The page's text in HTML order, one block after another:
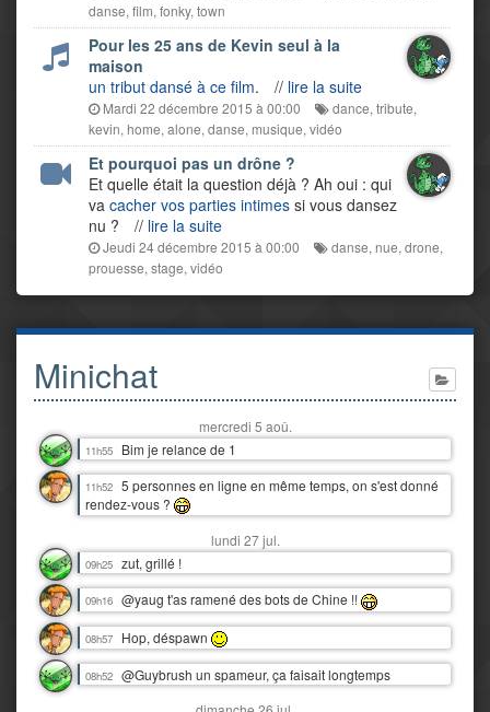
danse, film, fonky, town
Pour les 25 ans de Kevin seul à la
maison
un tribut dansé à ce film. // lire la suite
Mardi 22 décembre 2015 à 00:00 dance, tribute,
kevin, home, alone, danse, musique, vidéo
Et pourquoi pas un drône ?
Et quelle était la question déjà ? Ah oui : qui
va cacher vos parties intimes si vous dansez
nu ?
// lire la suite
Jeudi 24 décembre 2015 à 00:00 danse, nue, drone,
prouesse, stage, vidéo
Minichat
mercredi 5 aoû.
11h55 Bim je relance de 1
11h52 5 personnes en ligne en même temps, on s'est donné
rendez-vous ?
lundi 27 jul.
09h25 zut, grillé !
09h16 @yaug t'as ramené des bots de Chine !!
08h57 Hop, déspawn
08h52 @Guybrush un spameur, ça faisait longtemps